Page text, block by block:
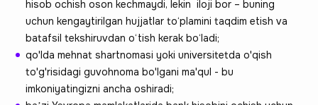
hisob ochish oson kechmaydi, lekin iloji bor – buning
uchun kengaytirilgan hujjatlar to‘plamini taqdim etish va
batafsil tekshiruvdan o‘tish kerak bo‘ladi;
qo'lda mehnat shartnomasi yoki universitetda o'qish
to'g'risidagi guvohnoma bo'lgani ma'qul - bu
imkoniyatingizni ancha oshiradi;